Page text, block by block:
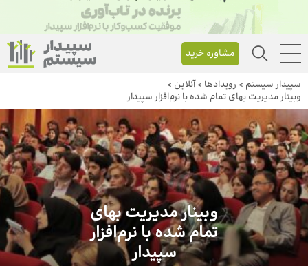
مشاوره خرید
سپیدار سیستم > رویداد‌ها >آنلاین >
وبینار مدیریت بهای تمام شده با نرم‌افزار سپیدار
وبینار مدیریت بهای
تمام شده با نرم‌افزار
سپیدار